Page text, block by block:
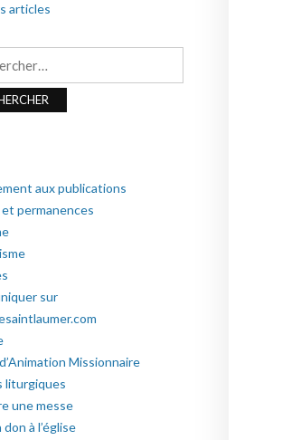
articles
aux publications
permanences
sur
Missionnaire
liturgiques
une messe
don à l’église